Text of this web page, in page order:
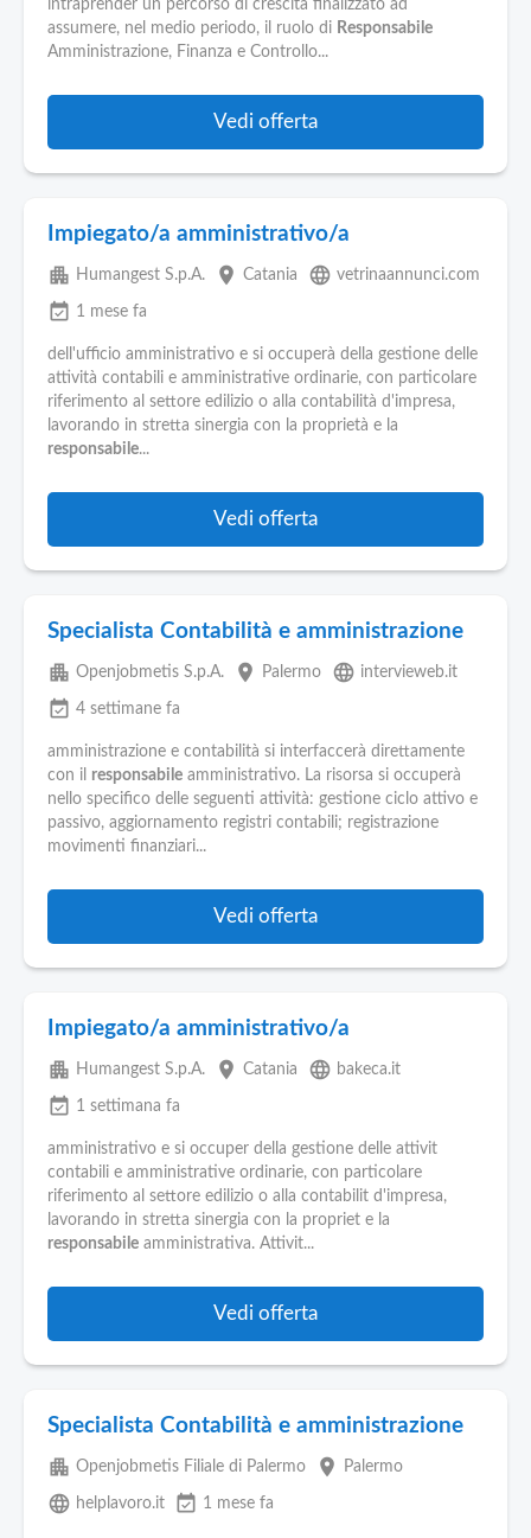
intraprender un percorso di crescita finalizzato ad
assumere, nel medio periodo, il ruolo di Responsabile
Amministrazione, Finanza e Controllo...
Vedi offerta
Impiegato/a amministrativo/a
apartment Humangest S.p.A. place Catania language vetrinaannunci.com
event_available 1 mese fa
dell'ufficio amministrativo e si occuperà della gestione delle
attività contabili e amministrative ordinarie, con particolare
riferimento al settore edilizio o alla contabilità d'impresa,
lavorando in stretta sinergia con la proprietà e la
responsabile...
Vedi offerta
Specialista Contabilità e amministrazione
apartment Openjobmetis S.p.A. place Palermo language intervieweb.it
event_available 4 settimane fa
amministrazione e contabilità si interfaccerà direttamente
con il responsabile amministrativo. La risorsa si occuperà
nello specifico delle seguenti attività: gestione ciclo attivo e
passivo, aggiornamento registri contabili; registrazione
movimenti finanziari...
Vedi offerta
Impiegato/a amministrativo/a
apartment Humangest S.p.A. place Catania language bakeca.it
event_available 1 settimana fa
amministrativo e si occuper della gestione delle attivit
contabili e amministrative ordinarie, con particolare
riferimento al settore edilizio o alla contabilit d'impresa,
lavorando in stretta sinergia con la propriet e la
responsabile amministrativa. Attivit...
Vedi offerta
Specialista Contabilità e amministrazione
apartment Openjobmetis Filiale di Palermo place Palermo
language helplavoro.it event_available 1 mese fa